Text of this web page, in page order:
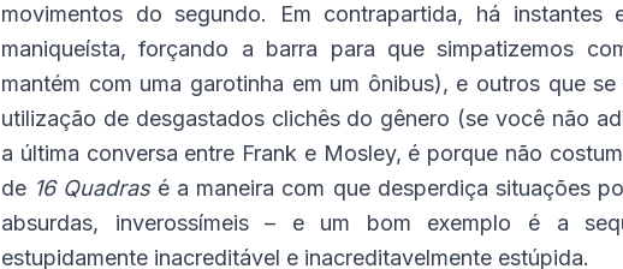
movimentos do segundo. Em contrapartida, há
maniqueísta, forçando a barra para que simpatizemos
mantém com uma garotinha em um ônibus), e outros que
utilização de desgastados clichês do gênero (se você não
a última conversa entre Frank e Mosley, é porque não
de 16 Quadrasé a maneira com que desperdiça situações
absurdas, inverossímeis – e um bom exemplo é a
estupidamente inacreditável e inacreditavelmente estúpida.